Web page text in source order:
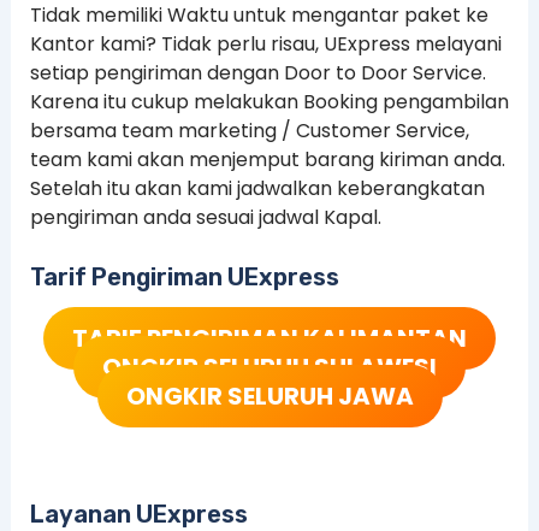
Tidak memiliki Waktu untuk mengantar paket ke
Kantor kami? Tidak perlu risau, UExpress melayani
setiap pengiriman dengan Door to Door Service.
Karena itu cukup melakukan Booking pengambilan
bersama team marketing / Customer Service,
team kami akan menjemput barang kiriman anda.
Setelah itu akan kami jadwalkan keberangkatan
pengiriman anda sesuai jadwal Kapal.
Tarif Pengiriman UExpress
TARIF PENGIRIMAN KALIMANTAN
ONGKIR SELURUH SULAWESI
ONGKIR SELURUH JAWA
Layanan UExpress